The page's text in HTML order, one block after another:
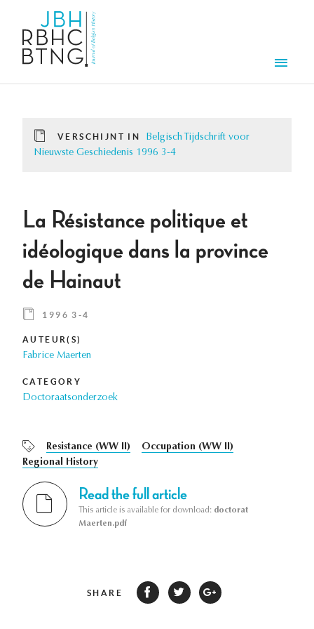
VERSCHIJNT IN
Belgisch Tijdschrift voor
Nieuwste Geschiedenis 1996 3-4
La Résistance politique et
idéologique dans la province
de Hainaut
1996 3-4
AUTEUR(S)
Fabrice Maerten
CATEGORY
Doctoraatsonderzoek
Resistance (WW II)
Occupation (WW II)
Regional History
Read the full article
This article is available for download: doctorat
Maerten.pdf
SHARE